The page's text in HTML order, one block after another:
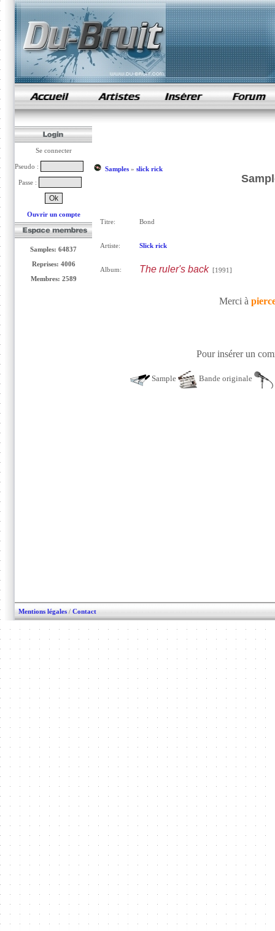
samples de rap
Se connecter
Pseudo :
Passe :
Ouvrir un compte
Samples: 64837
Reprises: 4006
Membres: 2589
Samples» slick rick
Titre: Bond
Artiste: Slick rick
Album: The ruler's back[1991]
Merci à
Pour insérer un
Sample Bande originale
Mentions légales / Contact